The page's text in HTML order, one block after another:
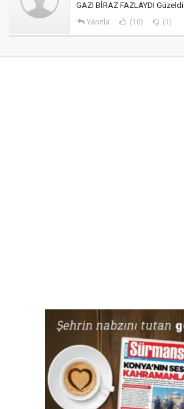
GAZI BİRAZ FAZLAYDI Güzeldi
Yanıtla (10) (1)